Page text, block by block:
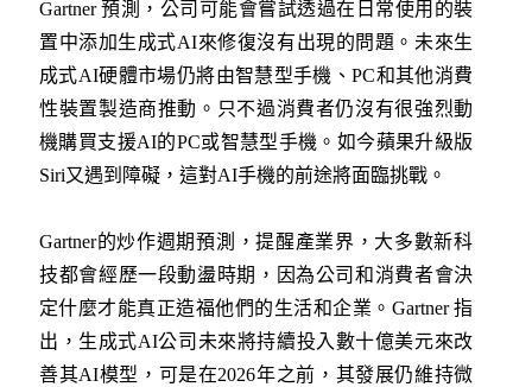
Gartner 預測，公司可能會嘗試透過在日常使用的裝
置中添加生成式AI來修復沒有出現的問題。未來生
成式AI硬體市場仍將由智慧型手機、PC和其他消費
性裝置製造商推動。只不過消費者仍沒有很強烈動
機購買支援AI的PC或智慧型手機。如今蘋果升級版
Siri又遇到障礙，這對AI手機的前途將面臨挑戰。
Gartner的炒作週期預測，提醒產業界，大多數新科
技都會經歷一段動盪時期，因為公司和消費者會決
定什麼才能真正造福他們的生活和企業。Gartner 指
出，生成式AI公司未來將持續投入數十億美元來改
善其AI模型，可是在2026年之前，其發展仍維持微